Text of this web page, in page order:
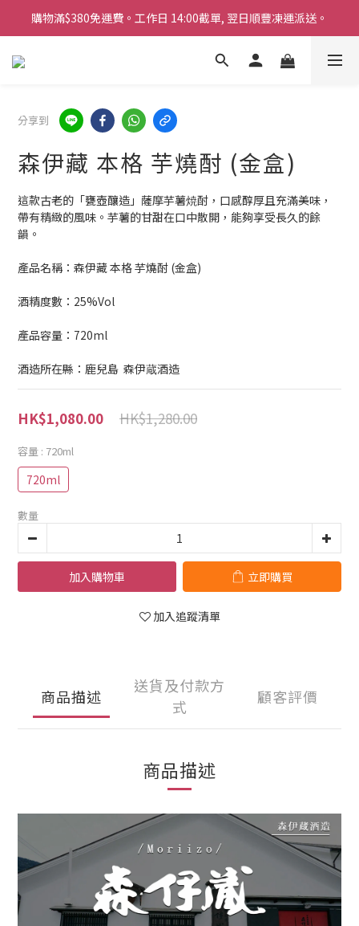
購物滿$380免運費。工作日 14:00截單, 翌日順豐凍運派送。
購物滿$380免運費。工作日 14:00截單, 翌日順豐凍運派送。
購物滿$380免運費。工作日 14:00截單, 翌日順豐凍運派送。
分享到
森伊藏 本格 芋燒酎 (金盒)
這款古老的「甕壺釀造」薩摩芋薯焼酎，口感醇厚且充滿美味，
帶有精緻的風味。芋薯的甘甜在口中散開，能夠享受長久的餘
韻。
產品名稱：森伊藏 本格 芋燒酎 (金盒)
酒精度數：25%Vol
產品容量：720ml
酒造所在縣：鹿兒島  森伊蔵酒造
HK$1,280.00
HK$1,080.00
容量 : 720ml
720ml
數量
加入購物車 立即購買
加入追蹤清單
商品描述
送貨及付款方
式
顧客評價
商品描述